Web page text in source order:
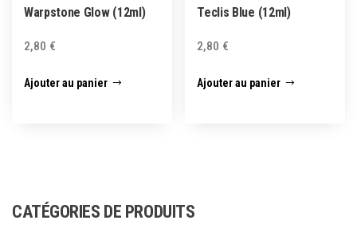
Warpstone Glow (12ml)
2,80 €
Ajouter au panier
Teclis Blue (12ml)
2,80 €
Ajouter au panier
CATÉGORIES DE PRODUITS